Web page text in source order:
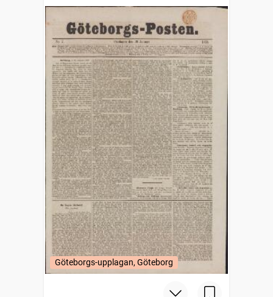
Göteborgs-upplagan, Göteborg